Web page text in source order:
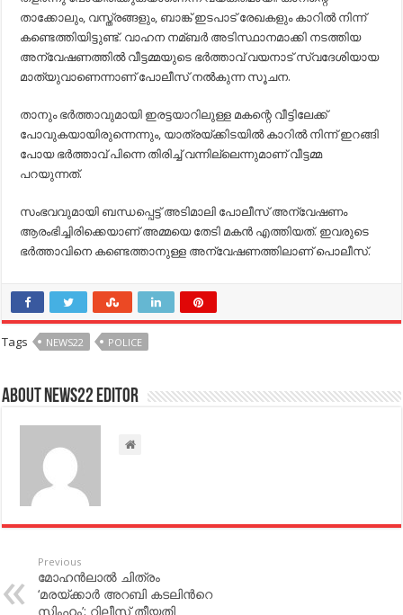
താക്കോലും, വസ്ത്രങ്ങളും, ബാങ്ക് ഇടപാട് രേഖകളും കാറില്‍ നിന്ന്
കണ്ടെത്തിയിട്ടുണ്ട്. വാഹന നമ്ബര്‍ അടിസ്ഥാനമാക്കി നടത്തിയ
അന്വേഷണത്തില്‍ വീട്ടമ്മയുടെ ഭര്‍ത്താവ് വയനാട് സ്വദേശിയായ
മാത്യുവാണെന്നാണ് പോലീസ് നല്‍കുന്ന സൂചന.
താനും ഭര്‍ത്താവുമായി ഇരട്ടയാറിലുള്ള മകന്റെ വീട്ടിലേക്ക്
പോവുകയായിരുന്നെന്നും, യാത്രയ്ക്കിടയില്‍ കാറില്‍ നിന്ന് ഇറങ്ങി
പോയ ഭര്‍ത്താവ് പിന്നെ തിരിച്ച്‌ വന്നില്ലെന്നുമാണ് വീട്ടമ്മ
പറയുന്നത്.
സംഭവവുമായി ബന്ധപ്പെട്ട് അടിമാലി പോലീസ് അന്വേഷണം
ആരംഭിച്ചിരിക്കെയാണ് അമ്മയെ തേടി മകന്‍ എത്തിയത്. ഇവരുടെ
ഭര്‍ത്താവിനെ കണ്ടെത്താനുള്ള അന്വേഷണത്തിലാണ് പൊലീസ്.
Tags NEWS22 POLICE
About NEWS22 EDITOR
Previous
മോഹന്‍ലാല്‍ ചിത്രം
‘മരയ്ക്കാര്‍ അറബി കടലിന്‍റെ
സിംഹം’; റിലീസ് തീയതി